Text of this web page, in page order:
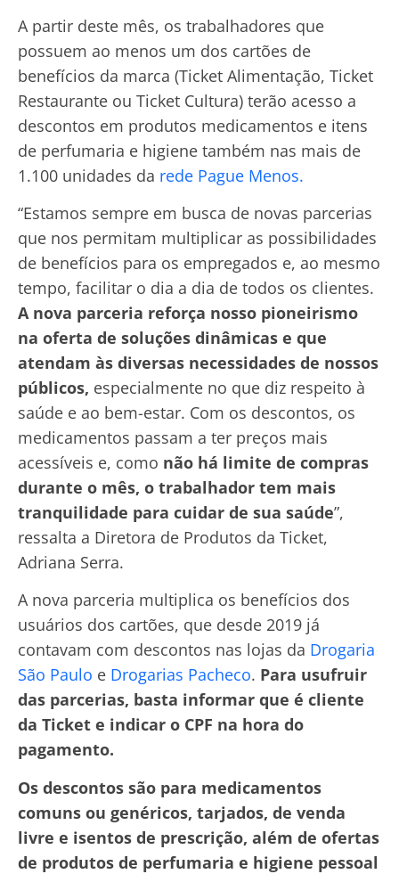
A partir deste mês, os trabalhadores que
possuem ao menos um dos cartões de
benefícios da marca (Ticket Alimentação, Ticket
Restaurante ou Ticket Cultura) terão acesso a
descontos em produtos medicamentos e itens
de perfumaria e higiene também nas mais de
1.100 unidades da rede Pague Menos.
“Estamos sempre em busca de novas parcerias
que nos permitam multiplicar as possibilidades
de benefícios para os empregados e, ao mesmo
tempo, facilitar o dia a dia de todos os clientes.
A nova parceria reforça nosso pioneirismo
na oferta de soluções dinâmicas e que
atendam às diversas necessidades de nossos
públicos, especialmente no que diz respeito à
saúde e ao bem-estar. Com os descontos, os
medicamentos passam a ter preços mais
acessíveis e, como não há limite de compras
durante o mês, o trabalhador tem mais
tranquilidade para cuidar de sua saúde”,
ressalta a Diretora de Produtos da Ticket,
Adriana Serra.
A nova parceria multiplica os benefícios dos
usuários dos cartões, que desde 2019 já
contavam com descontos nas lojas da Drogaria
São Paulo e Drogarias Pacheco. Para usufruir
das parcerias, basta informar que é cliente
da Ticket e indicar o CPF na hora do
pagamento.
Os descontos são para medicamentos
comuns ou genéricos, tarjados, de venda
livre e isentos de prescrição, além de ofertas
de produtos de perfumaria e higiene pessoal